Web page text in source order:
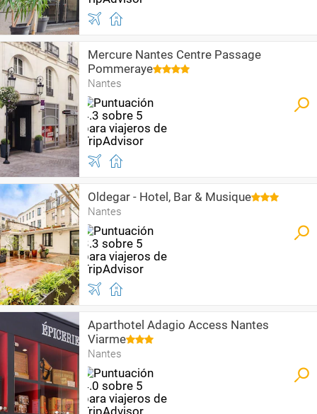
Mercure Nantes Centre Passage
Pommeraye
Nantes
Oldegar - Hotel, Bar & Musique
Nantes
Aparthotel Adagio Access Nantes
Viarme
Nantes